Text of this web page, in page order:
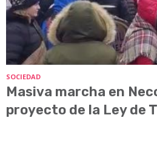
SOCIEDAD
Masiva marcha en
proyecto de la Ley de